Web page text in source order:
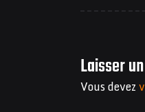
Laisser
Vous devez